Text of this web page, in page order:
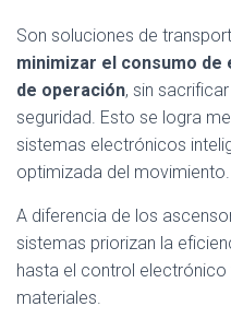
Son soluciones de
minimizar el consumo
de operación, sin
seguridad. Esto se logra
sistemas electrónicos
optimizada del movimiento.
A diferencia de los
sistemas priorizan la
hasta el control
materiales.